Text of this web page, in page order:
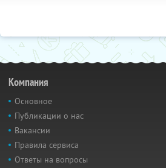
Компания
Основное
Публикации о нас
Вакансии
Правила сервиса
Ответы на вопросы